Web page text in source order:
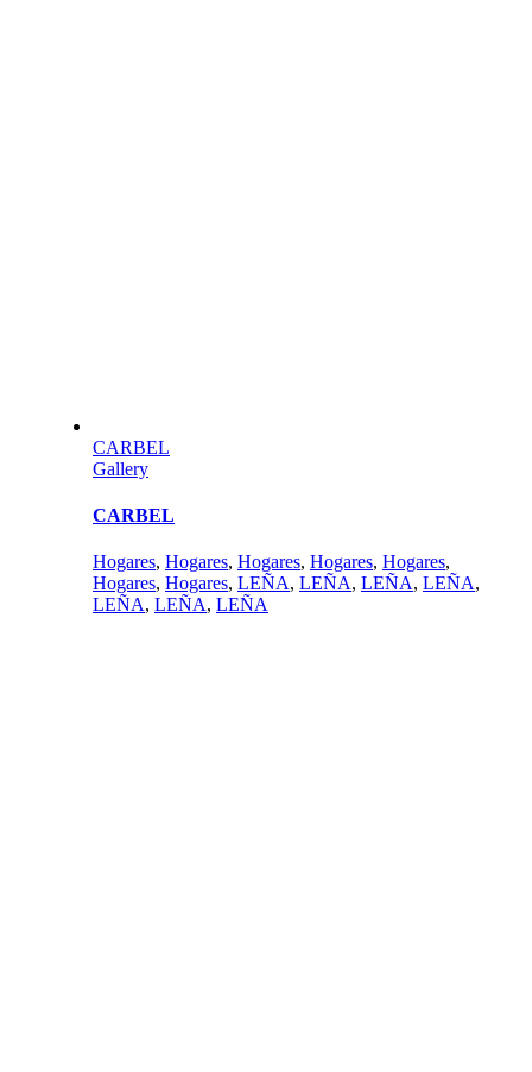
CARBEL
Gallery
CARBEL
Hogares, Hogares, Hogares, Hogares, Hogares,
Hogares, Hogares, LEÑA, LEÑA, LEÑA, LEÑA,
LEÑA, LEÑA, LEÑA